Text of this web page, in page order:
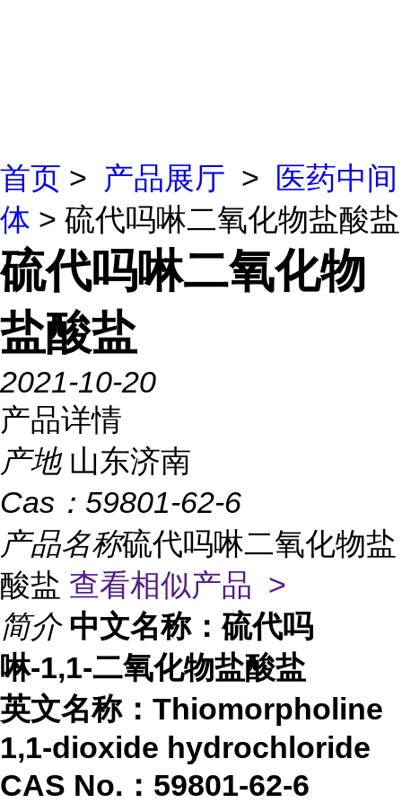
首页 > 产品展厅 >
医药中间
体 > 硫代吗啉二氧化物盐酸盐
硫代吗啉二氧化物
盐酸盐
2021-10-20
产品详情
产地 山东济南
Cas： 59801-62-6
产品名称硫代吗啉二氧化物盐
酸盐 查看相似产品 >
简介 中文名称： 硫代吗
啉-1,1-二氧化物盐酸盐
英文名称： Thiomorpholine
1,1-dioxide hydrochloride
CAS No.： 59801-62-6